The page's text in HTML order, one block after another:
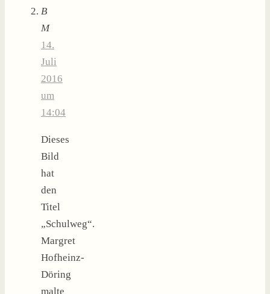
B
M
14.
Juli
2016
um
14:04
Dieses
Bild
hat
den
Titel
„Schulweg“.
Margret
Hofheinz-
Döring
malte